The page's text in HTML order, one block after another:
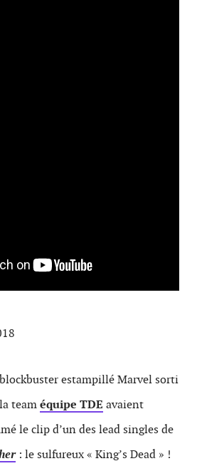
estampillé Marvel sorti
teaméquipe TDE avaient
le clip d’un des lead singles de
: le sulfureux « King’s Dead » !